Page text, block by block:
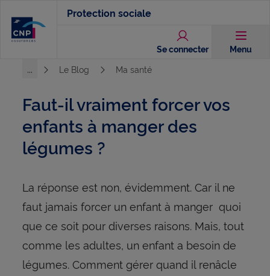
contenu
Protection sociale
Se connecter Menu
...
Le Blog Ma santé
Faut-il vraiment forcer vos
enfants à manger des
légumes ?
La réponse est non, évidemment. Car il ne
faut jamais forcer un enfant à manger quoi
que ce soit pour diverses raisons. Mais, tout
comme les adultes, un enfant a besoin de
légumes. Comment gérer quand il renâcle